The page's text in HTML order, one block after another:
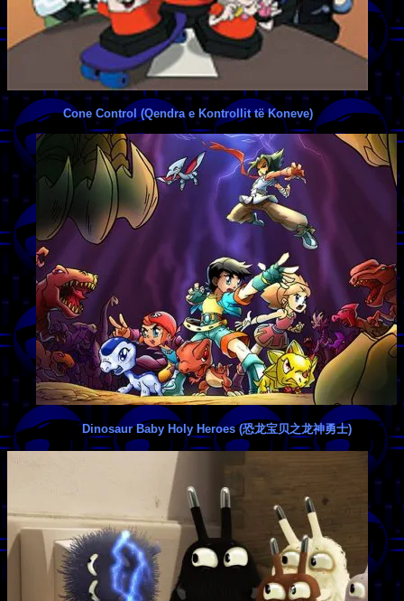
Cone Control (Qendra e Kontrollit të Koneve)
Dinosaur Baby Holy Heroes (恐龙宝贝之龙神勇士)